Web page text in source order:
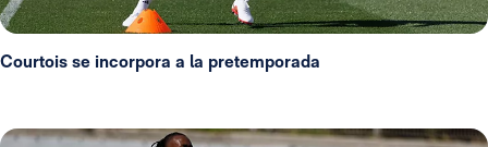
Courtois se incorpora a la pretemporada